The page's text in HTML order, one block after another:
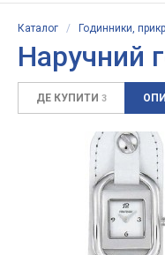
Каталог / Годинники,
Наручний
ДЕ КУПИТИ 3